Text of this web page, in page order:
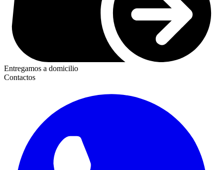
Entregamos a domicilio
Contactos